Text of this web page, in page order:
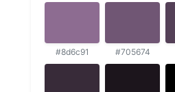
#8d6c91 #705674